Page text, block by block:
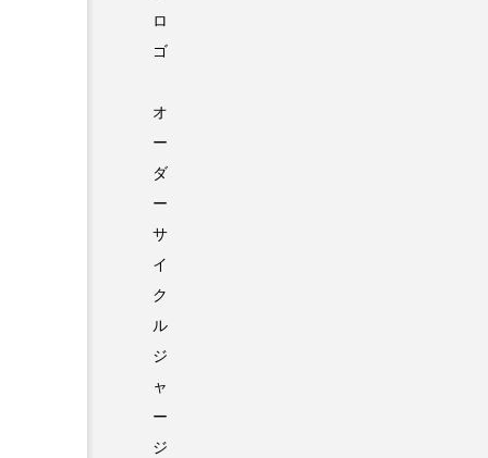
オ
ー
ダ
ー
サ
イ
ク
ル
ジ
ャ
ー
ジ